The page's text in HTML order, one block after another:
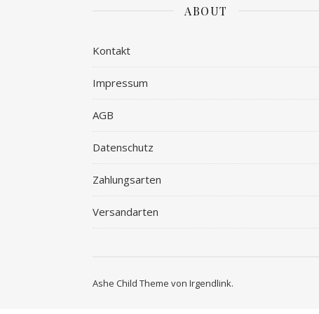
ABOUT
Kontakt
Impressum
AGB
Datenschutz
Zahlungsarten
Versandarten
Ashe Child Theme von Irgendlink.